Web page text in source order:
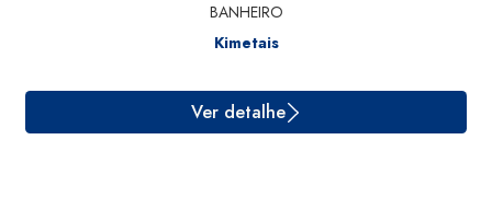
Ver detalhe
BANHEIRO
Kimetais